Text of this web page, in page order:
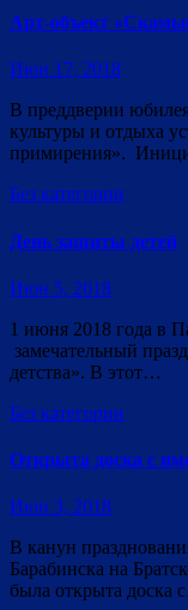
Арт-объект
Июн 17, 2018
В преддверии
культуры и отдыха
примирения».
Без категории
День защиты детей
Июн 5, 2018
1 июня 2018 года в
замечательный
детства». В этот…
Без категории
Открыта доска с
Июн 3, 2018
В канун
Барабинска на
была открыта доска